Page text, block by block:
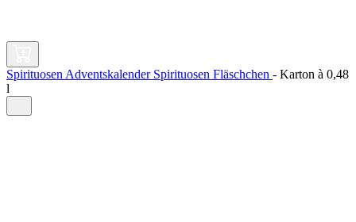
Spirituosen Adventskalender Spirituosen Fläschchen - Karton à 0,48
l